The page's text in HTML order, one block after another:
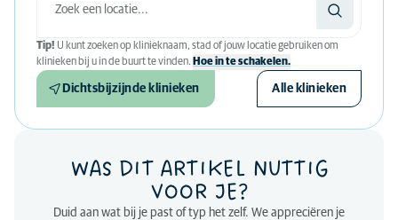
Tip! U kunt zoeken op klinieknaam, stad of jouw locatie gebruiken om
klinieken bij u in de buurt te vinden. Hoe in te schakelen.
Dichtsbijzijnde klinieken Alle klinieken
WAS DIT ARTIKEL NUTTIG
VOOR JE?
Duid aan wat bij je past of typ het zelf. We appreciëren je